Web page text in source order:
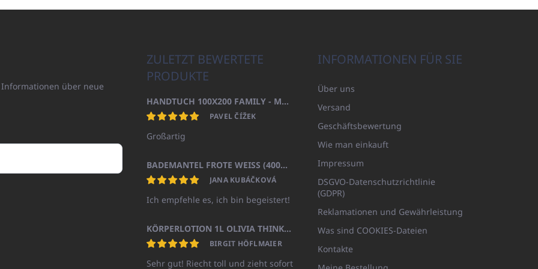
über neue
ZULETZT BEWERTETE
PRODUKTE
HANDTUCH 100X200 FAMILY - MARINEBLAU (480GR)
PAVEL ČÍŽEK
Großartig
BADEMANTEL FROTE WEISS (400GR)
JANA KUBÁČKOVÁ
Ich empfehle es, ich bin begeistert!
KÖRPERLOTION 1L OLIVIA THINKS (NACHFÜLLBARE VERPACKUNG)
BIRGIT HÖFLMAIER
Sehr gut! Riecht toll und zieht sofort
INFORMATIONEN FÜR SIE
Über uns
Versand
Geschäftsbewertung
Wie man einkauft
Impressum
DSGVO-Datenschutzrichtlinie
(GDPR)
Reklamationen und Gewährleistung
Was sind COOKIES-Dateien
Kontakte